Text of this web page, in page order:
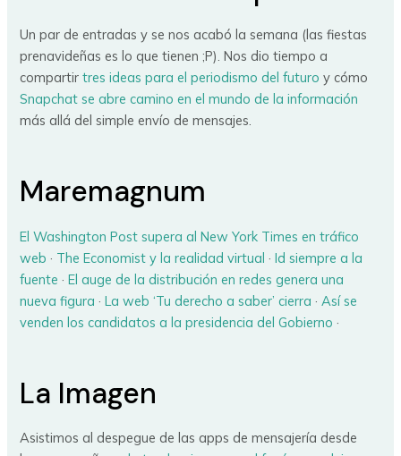
Un par de entradas y se nos acabó la semana (las fiestas
prenavideñas es lo que tienen ;P). Nos dio tiempo a
compartirtres ideas para el periodismo del futuro y cómo
Snapchat se abre camino en el mundo de la información
más allá del simple envío de mensajes.
Maremagnum
El Washington Post supera al New York Times en tráfico
web · The Economist y la realidad virtual ·Id siempre a la
fuente ·El auge de la distribución en redes genera una
nueva figura ·La web ‘Tu derecho a saber’ cierra ·Así se
venden los candidatos a la presidencia del Gobierno ·
La Imagen
Asistimos al despegue de las apps de mensajería desde